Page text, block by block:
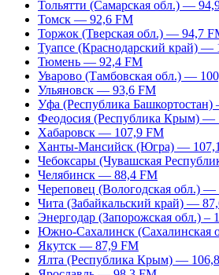
Тольятти (Самарская обл.) —
Томск — 92,6 FM
Торжок (Тверская обл.) — 94,7
Туапсе (Краснодарский край) —
Тюмень — 92,4 FM
Уварово (Тамбовская обл.) —
Ульяновск — 93,6 FM
Уфа (Республика
Феодосия (Республика Крым) —
Хабаровск — 107,9 FM
Ханты-Мансийск (Югра) —
Чебоксары (Чувашская
Челябинск — 88,4 FM
Череповец (Вологодская обл.) —
Чита (Забайкальский край) —
Энергодар (Запорожская обл.) –
Южно-Сахалинск (Сахалинская
Якутск — 87,9 FM
Ялта (Республика Крым) —